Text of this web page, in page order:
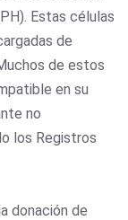
Estas células
de
de estos
en su
no
los Registros
donación de